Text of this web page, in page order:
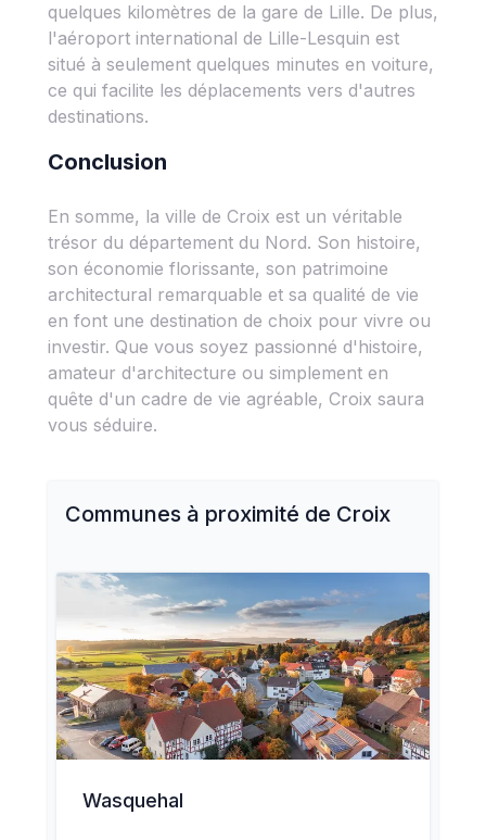
quelques kilomètres de la gare de Lille. De plus,
l'aéroport international de Lille-Lesquin est
situé à seulement quelques minutes en voiture,
ce qui facilite les déplacements vers d'autres
destinations.
Conclusion
En somme, la ville de Croix est un véritable
trésor du département du Nord. Son histoire,
son économie florissante, son patrimoine
architectural remarquable et sa qualité de vie
en font une destination de choix pour vivre ou
investir. Que vous soyez passionné d'histoire,
amateur d'architecture ou simplement en
quête d'un cadre de vie agréable, Croix saura
vous séduire.
Communes à proximité de Croix
Wasquehal